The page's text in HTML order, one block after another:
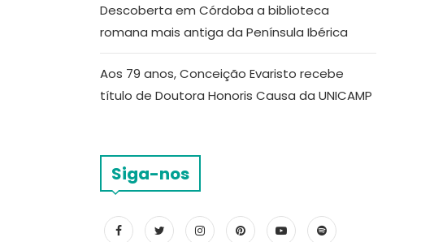
Descoberta em Córdoba a biblioteca
romana mais antiga da Península Ibérica
Aos 79 anos, Conceição Evaristo recebe
título de Doutora Honoris Causa da UNICAMP
Siga-nos